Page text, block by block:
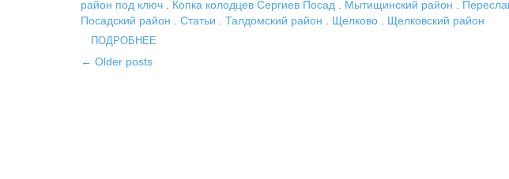
район под ключ
Копка колодцев Сергиев Посад Мытищинский район
Посадский район
Статьи Талдомский район Щелково Щелковский район
ПОДРОБНЕЕ
← Older posts